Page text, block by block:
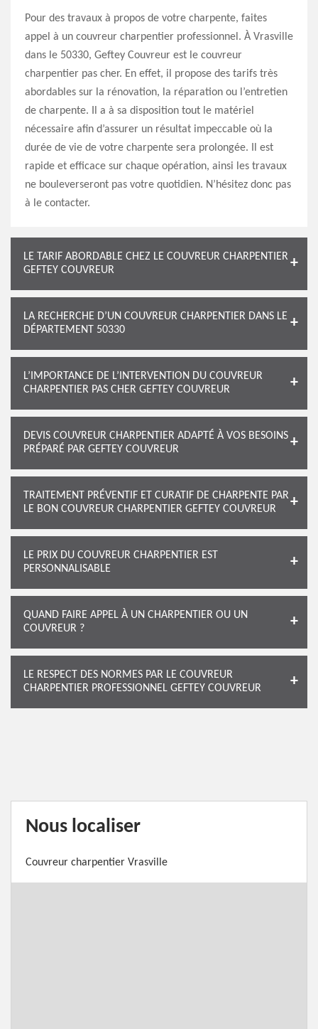
Pour des travaux à propos de votre charpente, faites
appel à un couvreur charpentier professionnel. À Vrasville
dans le 50330, Geftey Couvreur est le couvreur
charpentier pas cher. En effet, il propose des tarifs très
abordables sur la rénovation, la réparation ou l’entretien
de charpente. Il a à sa disposition tout le matériel
nécessaire afin d’assurer un résultat impeccable où la
durée de vie de votre charpente sera prolongée. Il est
rapide et efficace sur chaque opération, ainsi les travaux
ne bouleverseront pas votre quotidien. N’hésitez donc pas
à le contacter.
LE TARIF ABORDABLE CHEZ LE COUVREUR CHARPENTIER
GEFTEY COUVREUR
LA RECHERCHE D’UN COUVREUR CHARPENTIER DANS LE
DÉPARTEMENT 50330
L’IMPORTANCE DE L’INTERVENTION DU COUVREUR
CHARPENTIER PAS CHER GEFTEY COUVREUR
DEVIS COUVREUR CHARPENTIER ADAPTÉ À VOS BESOINS
PRÉPARÉ PAR GEFTEY COUVREUR
TRAITEMENT PRÉVENTIF ET CURATIF DE CHARPENTE PAR
LE BON COUVREUR CHARPENTIER GEFTEY COUVREUR
LE PRIX DU COUVREUR CHARPENTIER EST
PERSONNALISABLE
QUAND FAIRE APPEL À UN CHARPENTIER OU UN
COUVREUR ?
LE RESPECT DES NORMES PAR LE COUVREUR
CHARPENTIER PROFESSIONNEL GEFTEY COUVREUR
Nous localiser
Couvreur charpentier Vrasville